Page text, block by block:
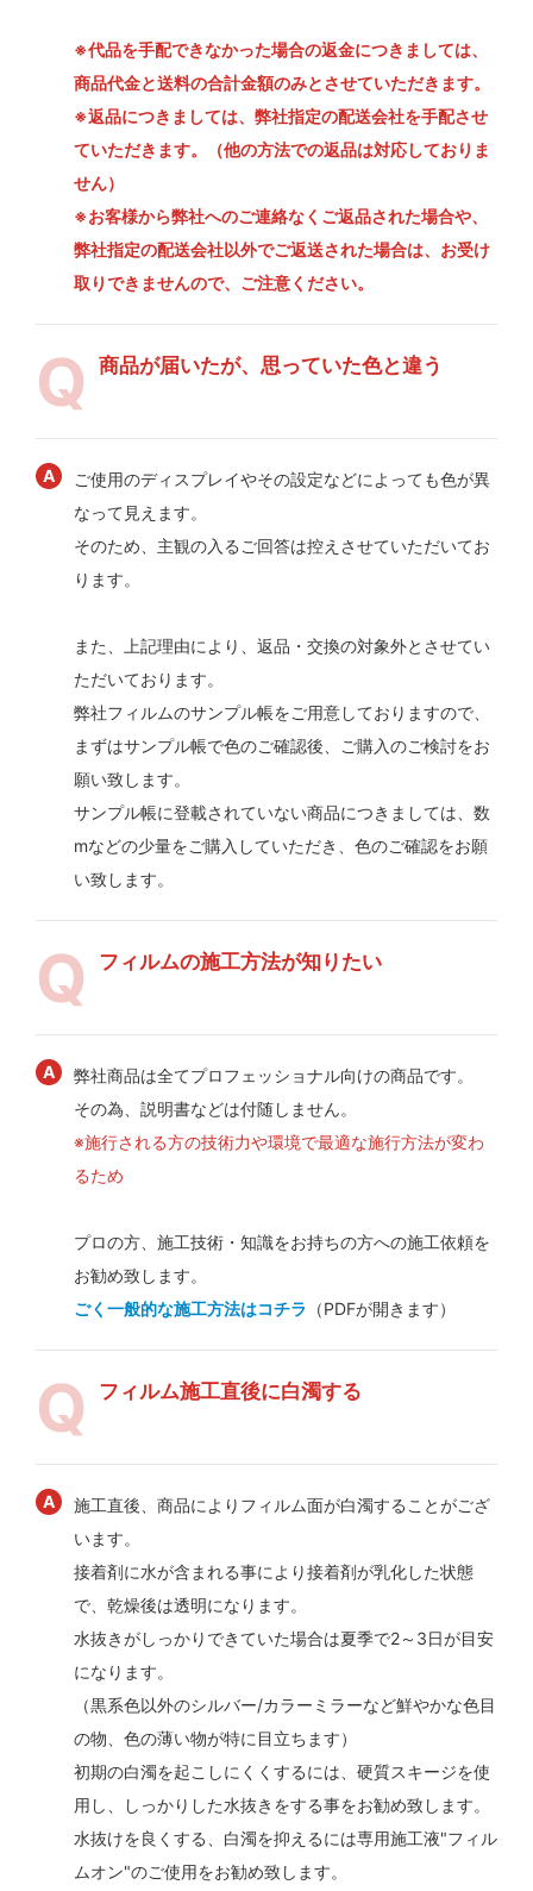
※代品を手配できなかった場合の返金につきましては、
商品代金と送料の合計金額のみとさせていただきます。
※返品につきましては、弊社指定の配送会社を手配させ
ていただきます。（他の方法での返品は対応しておりま
せん）
※お客様から弊社へのご連絡なくご返品された場合や、
弊社指定の配送会社以外でご返送された場合は、お受け
取りできませんので、ご注意ください。
商品が届いたが、思っていた色と違う
ご使用のディスプレイやその設定などによっても色が異
なって見えます。
そのため、主観の入るご回答は控えさせていただいてお
ります。
また、上記理由により、返品・交換の対象外とさせてい
ただいております。
弊社フィルムのサンプル帳をご用意しておりますので、
まずはサンプル帳で色のご確認後、ご購入のご検討をお
願い致します。
サンプル帳に登載されていない商品につきましては、数
mなどの少量をご購入していただき、色のご確認をお願
い致します。
フィルムの施工方法が知りたい
弊社商品は全てプロフェッショナル向けの商品です。
その為、説明書などは付随しません。
※施行される方の技術力や環境で最適な施行方法が変わ
るため
プロの方、施工技術・知識をお持ちの方への施工依頼を
お勧め致します。
ごく一般的な施工方法はコチラ （PDFが開きます）
フィルム施工直後に白濁する
施工直後、商品によりフィルム面が白濁することがござ
います。
接着剤に水が含まれる事により接着剤が乳化した状態
で、乾燥後は透明になります。
水抜きがしっかりできていた場合は夏季で2～3日が目安
になります。
（黒系色以外のシルバー/カラーミラーなど鮮やかな色目
の物、色の薄い物が特に目立ちます）
初期の白濁を起こしにくくするには、硬質スキージを使
用し、しっかりした水抜きをする事をお勧め致します。
水抜けを良くする、白濁を抑えるには専用施工液"フィル
ムオン"のご使用をお勧め致します。